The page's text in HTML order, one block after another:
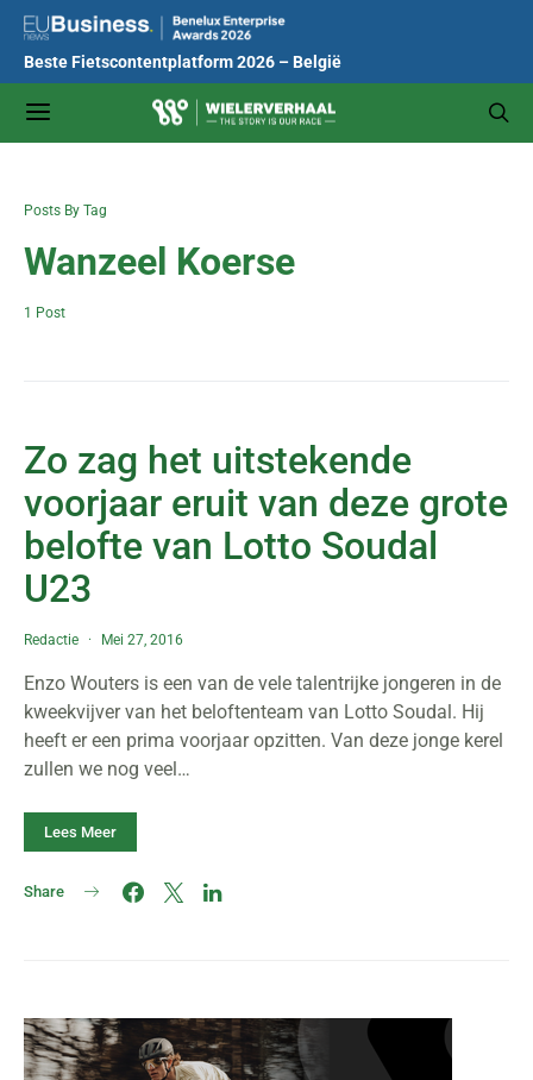
Beste Fietscontentplatform 2026 – België
Posts By Tag
Wanzeel Koerse
1 Post
Zo zag het uitstekende
voorjaar eruit van deze grote
belofte van Lotto Soudal
U23
Redactie Mei 27, 2016
Enzo Wouters is een van de vele talentrijke jongeren in de
kweekvijver van het beloftenteam van Lotto Soudal. Hij
heeft er een prima voorjaar opzitten. Van deze jonge kerel
zullen we nog veel…
Lees Meer
Share